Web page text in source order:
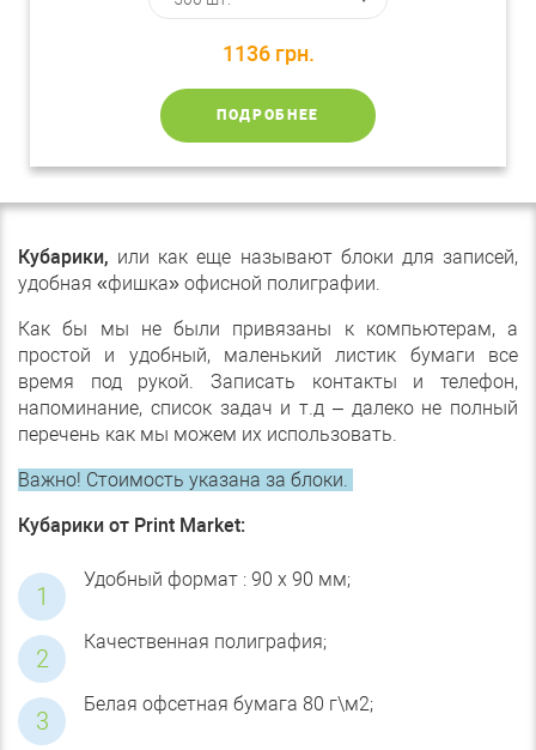
1136 грн.
ПОДРОБНЕЕ
Кубарики, или как еще называют блоки для записей,
удобная «фишка» офисной полиграфии.
Как бы мы не были привязаны к компьютерам, а
простой и удобный, маленький листик бумаги все
время под рукой. Записать контакты и телефон,
напоминание, список задач и т.д – далеко не полный
перечень как мы можем их использовать.
Важно! Стоимость указана за блоки.
Кубарики от Print Market:
Удобный формат : 90 х 90 мм;
Качественная полиграфия;
Белая офсетная бумага 80 г\м2;